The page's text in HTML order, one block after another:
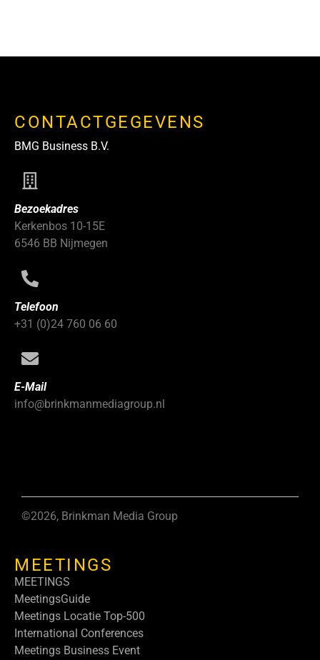
CONTACTGEGEVENS
BMG Business B.V.
Bezoekadres
Kerkenbos 10-15E
6546 BB Nijmegen
Telefoon
+31 (0)24 760 06 60
E-Mail
info@brinkmanmediagroup.nl
©2026, Brinkman Media Group
MEETINGS
MEETINGS
MeetingsGuide
Meetings Locatie Top-500
International Conferences
Meetings Business Event